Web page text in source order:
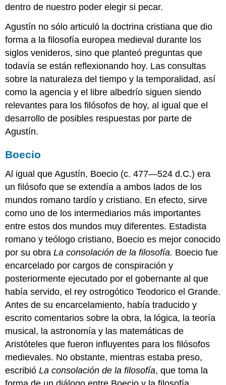
dentro de nuestro poder elegir si pecar.
Agustín no sólo articuló la doctrina cristiana que dio
forma a la filosofía europea medieval durante los
siglos venideros, sino que planteó preguntas que
todavía se están reflexionando hoy. Las consultas
sobre la naturaleza del tiempo y la temporalidad, así
como la agencia y el libre albedrío siguen siendo
relevantes para los filósofos de hoy, al igual que el
desarrollo de posibles respuestas por parte de
Agustín.
Boecio
Al igual que Agustín, Boecio (c. 477—524 d.C.) era
un filósofo que se extendía a ambos lados de los
mundos romano tardío y cristiano. En efecto, sirve
como uno de los intermediarios más importantes
entre estos dos mundos muy diferentes. Estadista
romano y teólogo cristiano, Boecio es mejor conocido
por su obraLa consolación de la filosofía. Boecio fue
encarcelado por cargos de conspiración y
posteriormente ejecutado por el gobernante al que
había servido, el rey ostrogótico Teodorico el Grande.
Antes de su encarcelamiento, había traducido y
escrito comentarios sobre la obra, la lógica, la teoría
musical, la astronomía y las matemáticas de
Aristóteles que fueron influyentes para los filósofos
medievales. No obstante, mientras estaba preso,
escribióLa consolación de la filosofía, que toma la